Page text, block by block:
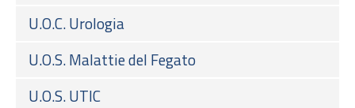
U.O.C. Urologia
U.O.S. Malattie del Fegato
U.O.S. UTIC